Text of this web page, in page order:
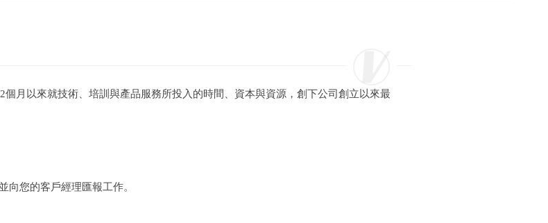
月以來就技術、培訓與產品服務所投入的時間、資本與資源，創下公司創立以來最
向您的客戶經理匯報工作。